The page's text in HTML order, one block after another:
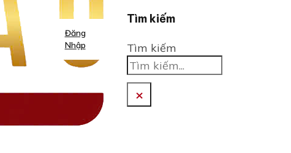
Đăng
Nhập
Tìm kiếm
Tìm kiếm
×